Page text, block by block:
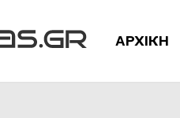
ΑΡΧΙΚΗ